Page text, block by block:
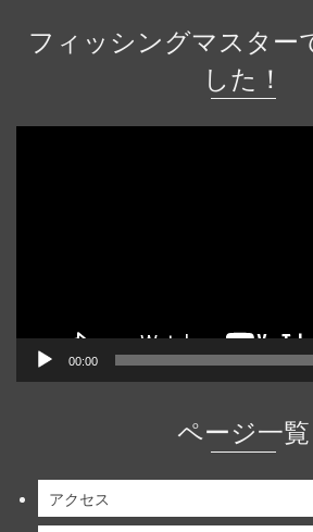
フィッシングマスター
した！
00:00
ページ一覧
アクセス